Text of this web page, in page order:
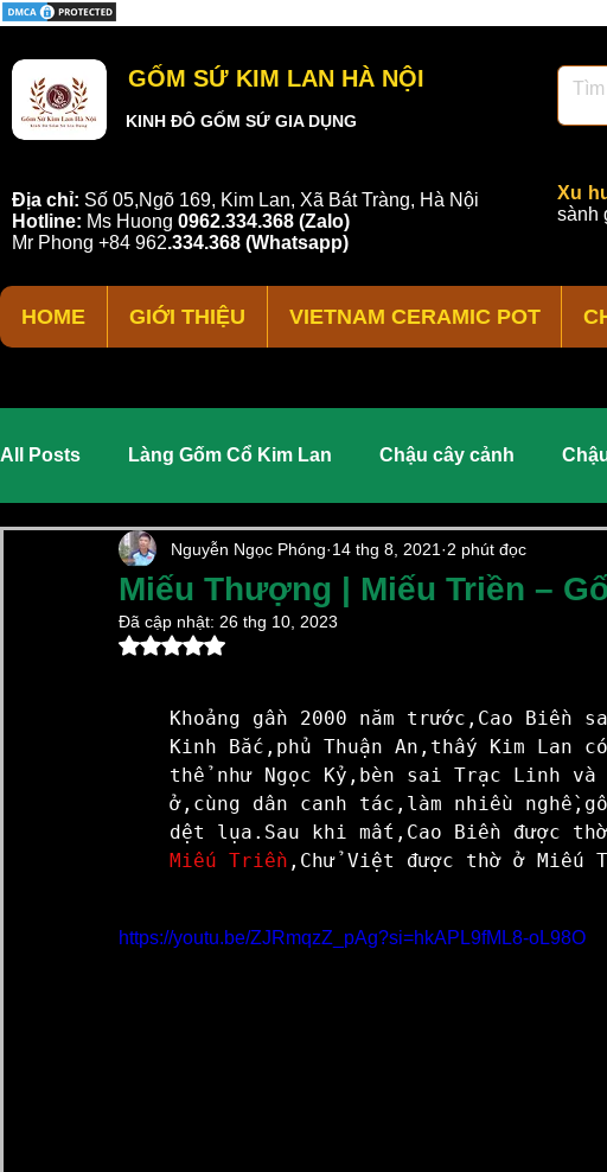
All Posts Làng Gốm Cổ Kim Lan Chậu cây cảnh
Chậu Sứ Trồng Lan Hồ Điệp Chậu Cây Cảnh Xi Măng Hà
Chum sành ngâm rượu
Làng Gốm Cổ Bát Tràng Kim Lan Ceramics Bat
Gốm Sứ Xây Dựng Kim Lan Hà Nội Hũ Đựng Gạo
Xã Bát Tràng Mới 2025 chậu sứ trồng lan hồ điệp
Miếu Thượng | Miếu Triền –
Nguyễn Ngọc Phóng 14 thg 8, 2021 2 phút đọc
Đã cập nhật: 26 thg 10, 2023
Đã xếp hạng NaN/5 sao.
Khoảng gần 2000 năm trước,Cao Biền
Kinh Bắc,phủ Thuận An,thấy Kim Lan
thể như Ngọc Kỷ,bèn sai Trạc Linh
ở,cùng dân canh tác,làm nhiều
dệt lụa.Sau khi mất,Cao Biền được
Miếu Triền ,Chử Việt được thờ ở Miếu
https://youtu.be/ZJRmqzZ_pAg?si=hkAPL9fML8-oL98O
Xu
sành
Địa chỉ: Số 05,Ngõ 169, Kim Lan, Xã Bát Tràng, Hà Nội
Hotline: Ms Huong 0962.334.368 (Zalo)
Mr Phong +84 962.334.368 (Whatsapp)
KINH ĐÔ GỐM SỨ GIA DỤNG
GỐM SỨ KIM LAN HÀ NỘI
HOME GIỚI THIỆU VIETNAM CERAMIC POT